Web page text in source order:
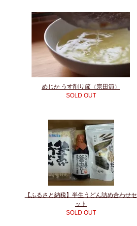
めじか うす削り節（宗田節）
SOLD OUT
【ふるさと納税】半生うどん詰め合わせセ
ット
SOLD OUT